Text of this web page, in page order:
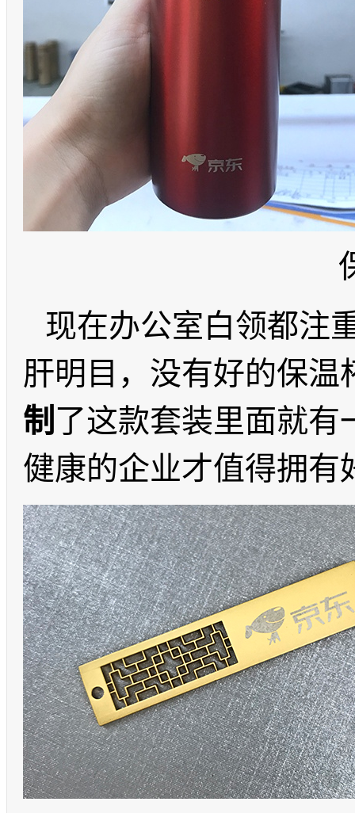
现在办公室白领都注
肝明目，没有好的保温
制了这款套装里面就有
健康的企业才值得拥有